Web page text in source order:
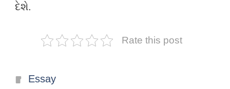
દેશે.
Rate this post
Categories
Essay